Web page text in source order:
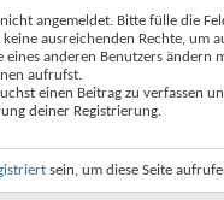
angemeldet. Bitte fülle die
keine ausreichenden Rechte, um
eines anderen Benutzers
aufrufst.
einen Beitrag zu verfassen
deiner Registrierung.
sein, um diese Seite